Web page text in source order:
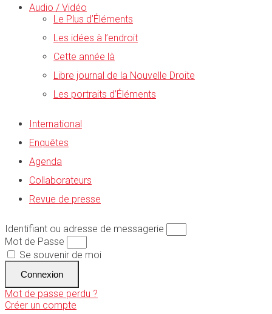
Audio / Vidéo
Le Plus d’Éléments
Les idées à l’endroit
Cette année là
Libre journal de la Nouvelle Droite
Les portraits d’Éléments
International
Enquêtes
Agenda
Collaborateurs
Revue de presse
Identifiant ou adresse de messagerie
Mot de Passe
Se souvenir de moi
Connexion
Mot de passe perdu ?
Créer un compte